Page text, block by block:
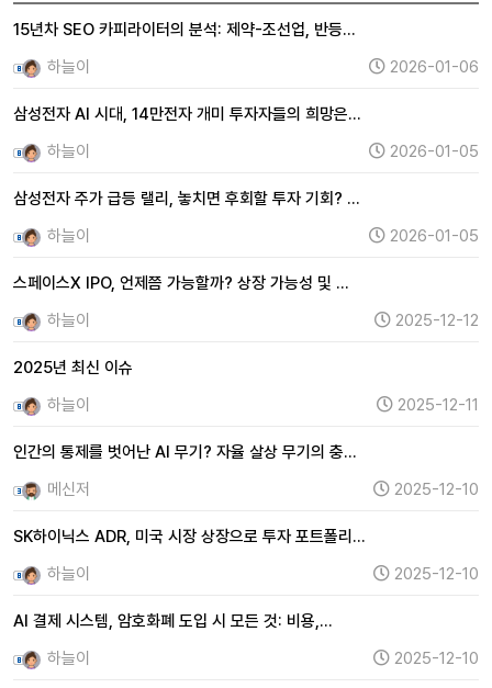
15년차 SEO 카피라이터의 분석: 제약-조선업, 반등…
하늘이
2026-01-06
삼성전자 AI 시대, 14만전자 개미 투자자들의 희망은…
하늘이
2026-01-05
삼성전자 주가 급등 랠리, 놓치면 후회할 투자 기회? …
하늘이
2026-01-05
스페이스X IPO, 언제쯤 가능할까? 상장 가능성 및 …
하늘이
2025-12-12
2025년 최신 이슈
하늘이
2025-12-11
인간의 통제를 벗어난 AI 무기? 자율 살상 무기의 충…
메신저
2025-12-10
SK하이닉스 ADR, 미국 시장 상장으로 투자 포트폴리…
하늘이
2025-12-10
AI 결제 시스템, 암호화폐 도입 시 모든 것: 비용,…
하늘이
2025-12-10